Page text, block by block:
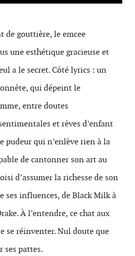
de gouttière, le emcee
une esthétique gracieuse et
a le secret. Côté lyrics : un
qui dépeint le
entre doutes
et rêves d’enfant
pudeur qui n’enlève rien à la
de cantonner son art au
d’assumer la richesse de son
ses influences, de Black Milk à
À l’entendre, ce chat aux
se réinventer. Nul doute que
ses pattes.